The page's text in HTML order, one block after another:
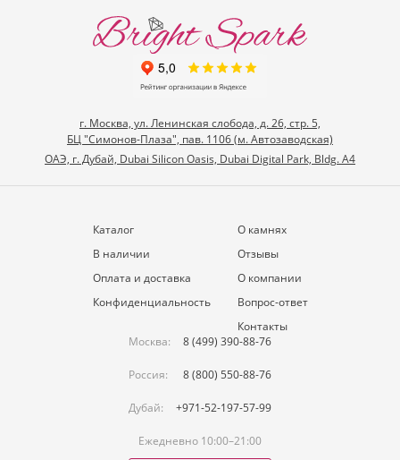
г. Москва, ул. Ленинская слобода, д. 26, стр. 5,
БЦ "Симонов-Плаза", пав. 1106 (м. Автозаводская)
ОАЭ, г. Дубай, Dubai Silicon Oasis, Dubai Digital Park, Bldg. A4
Каталог
В наличии
Оплата и доставка
Конфиденциальность
О камнях
Отзывы
О компании
Вопрос-ответ
Контакты
Москва:
8 (499) 390-88-76
Россия: 8 (800) 550-88-76
Дубай: +971-52-197-57-99
Ежедневно 10:00–21:00